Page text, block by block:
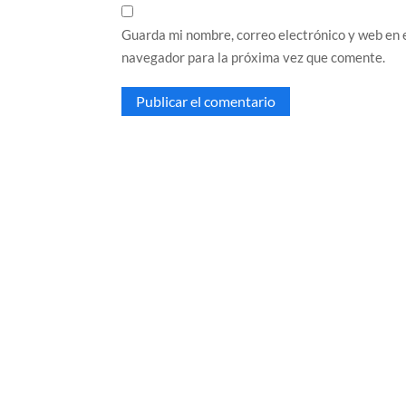
Guarda mi nombre, correo electrónico y web en
navegador para la próxima vez que comente.